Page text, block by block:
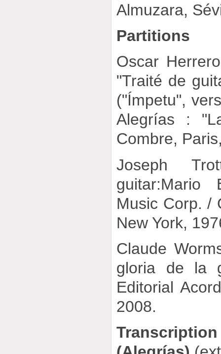
Almuzara,
Partitions
Oscar
"Traité de
("Ímpetu",
Alegrías :
Combre,
Joseph
guitar:Mario
Music Corp. /
New York,
Claude
gloria de la
Editorial
2008.